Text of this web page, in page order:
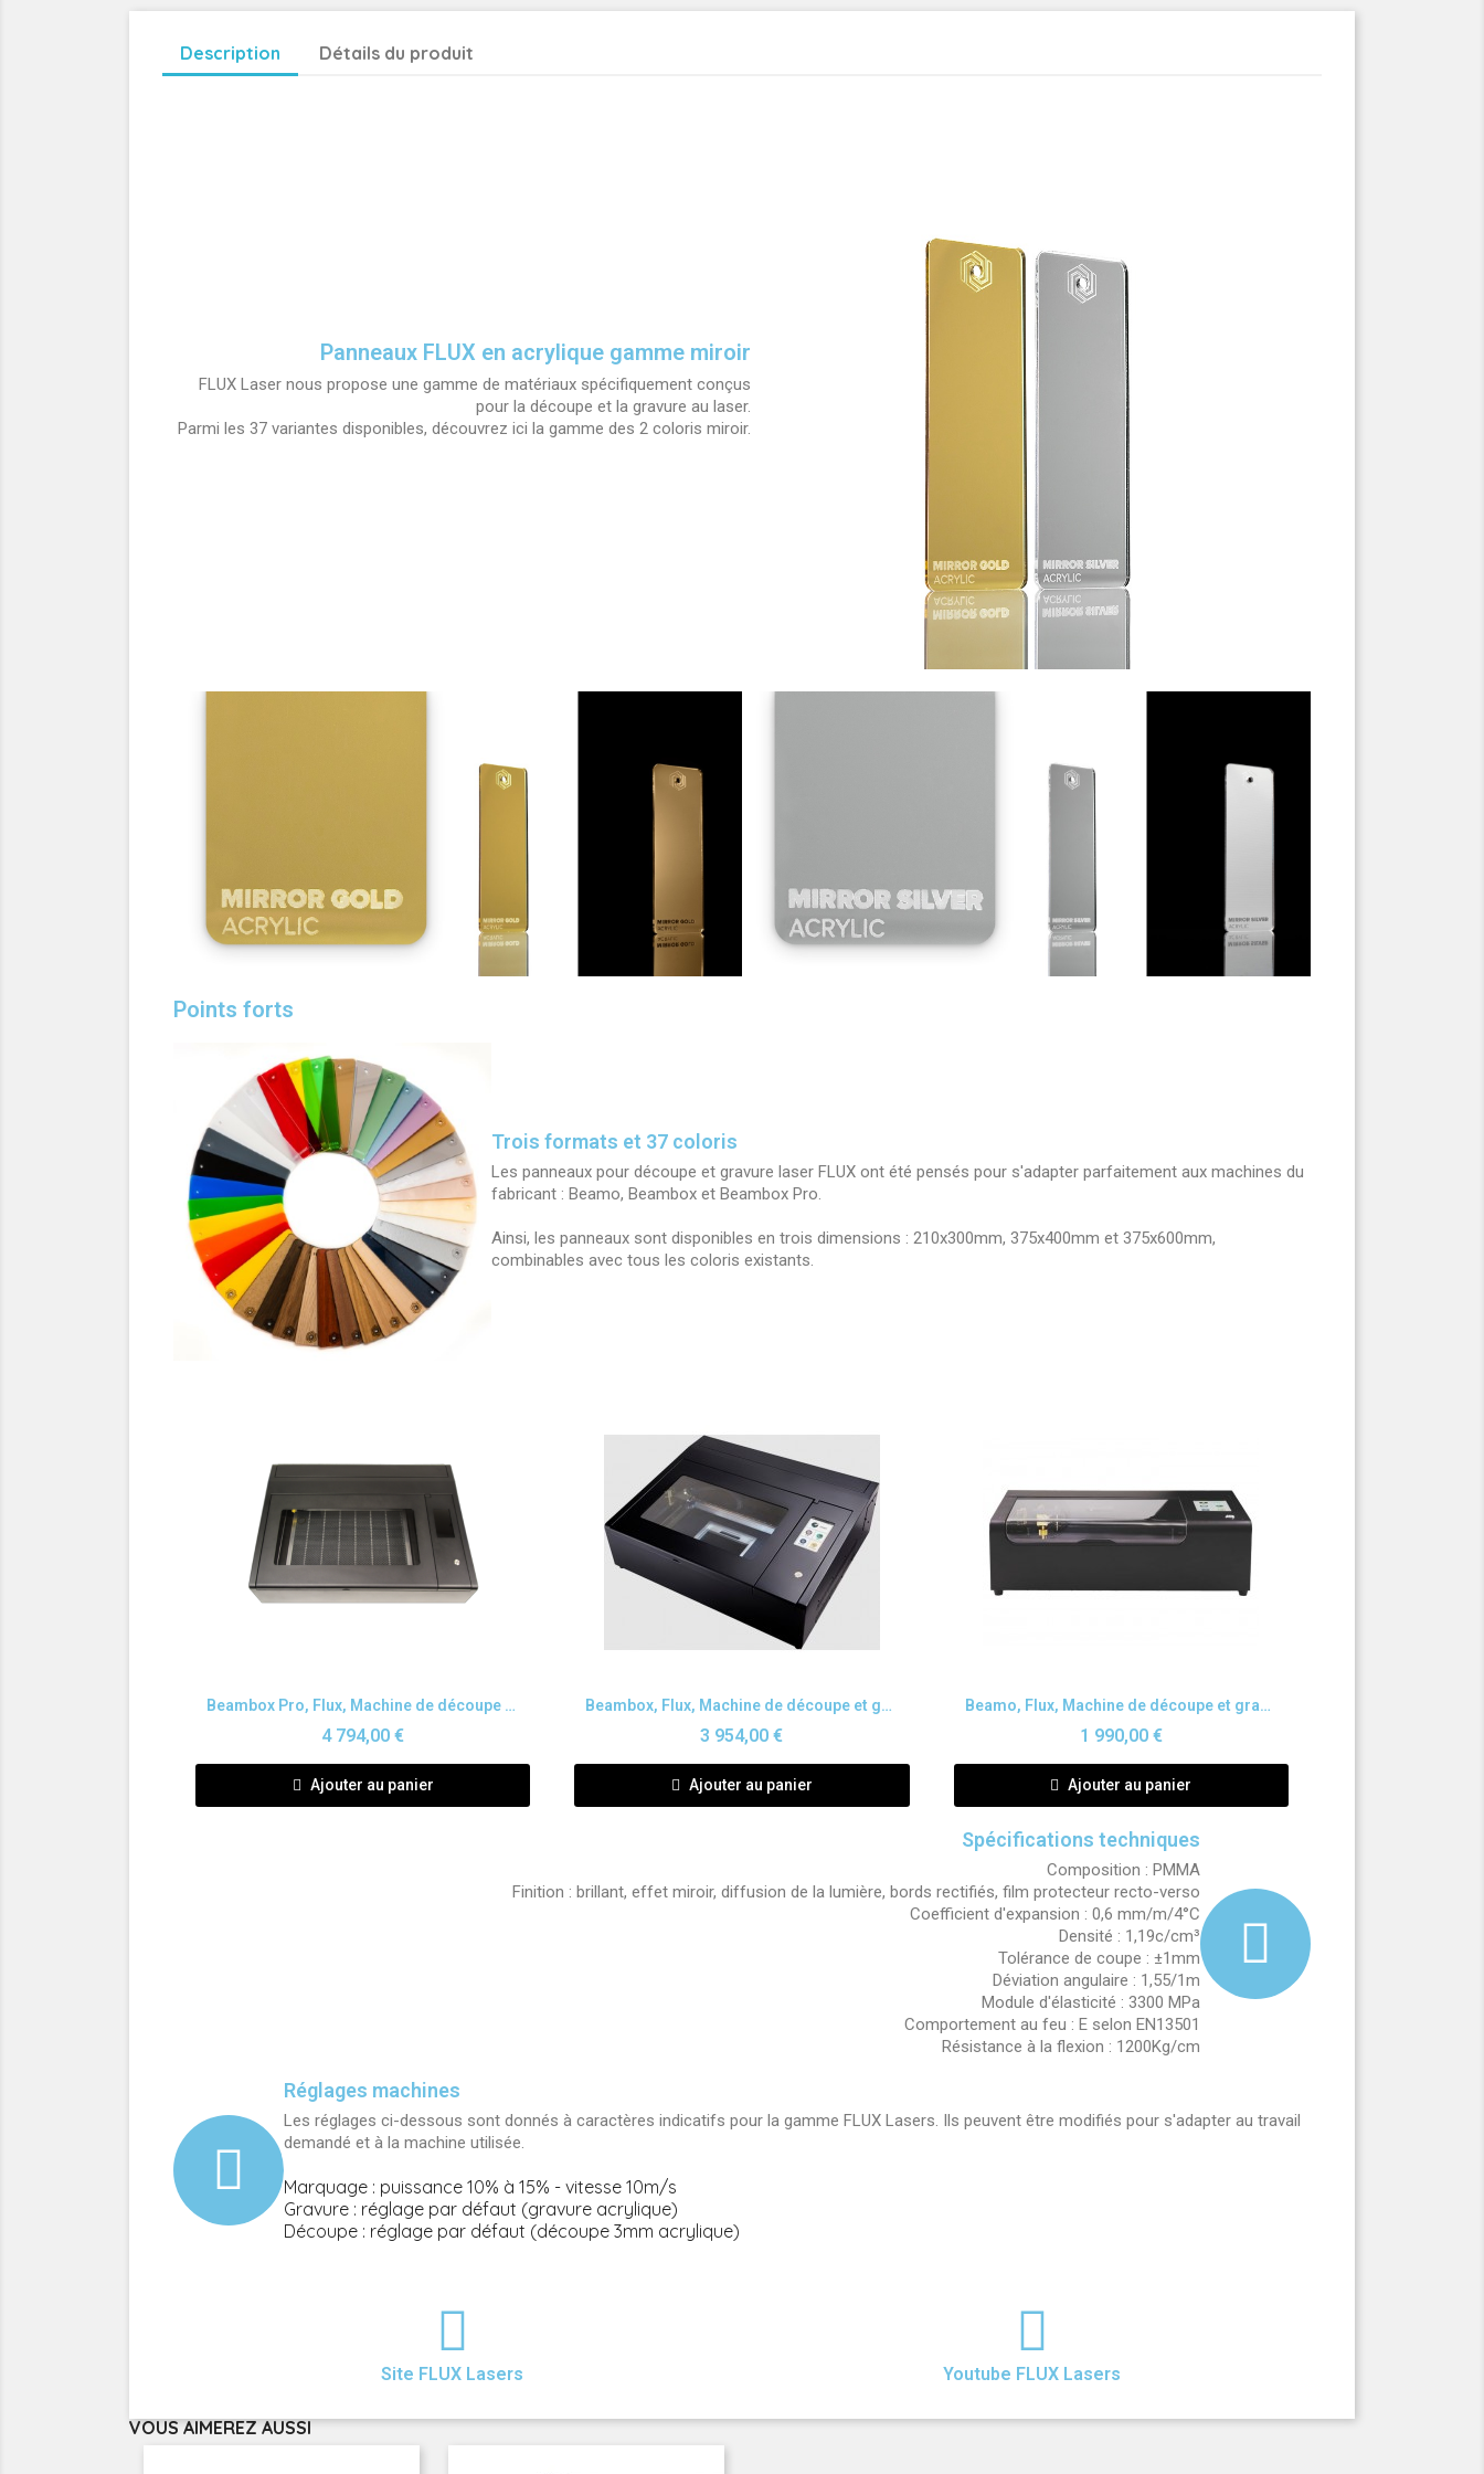
Description Détails du produit
Panneaux FLUX en acrylique gamme miroir
FLUX Laser nous propose une gamme de matériaux spécifiquement conçus
pour la découpe et la gravure au laser.
Parmi les 37 variantes disponibles, découvrez ici la gamme des 2 coloris miroir.
Points forts
Trois formats et 37 coloris
Les panneaux pour découpe et gravure laser FLUX ont été pensés pour s'adapter parfaitement aux machines du
fabricant : Beamo, Beambox et Beambox Pro.
Ainsi, les panneaux sont disponibles en trois dimensions : 210x300mm, 375x400mm et 375x600mm,
combinables avec tous les coloris existants.
Aperçu rapide Beambox Pro, Flux, Machine de découpe et gravure au laser
4 794,00 €
Ajouter au panier
Aperçu rapide Beambox, Flux, Machine de découpe et gravure au laser
3 954,00 €
Ajouter au panier
Aperçu rapide Beamo, Flux, Machine de découpe et gravure au laser
1 990,00 €
Ajouter au panier
Spécifications techniques
Composition : PMMA
Finition : brillant, effet miroir, diffusion de la lumière, bords rectifiés, film protecteur recto-verso
Coefficient d'expansion : 0,6 mm/m/4°C
Densité : 1,19c/cm³
Tolérance de coupe : ±1mm
Déviation angulaire : 1,55/1m
Module d'élasticité : 3300 MPa
Comportement au feu : E selon EN13501
Résistance à la flexion : 1200Kg/cm
Réglages machines
Les réglages ci-dessous sont donnés à caractères indicatifs pour la gamme FLUX Lasers. Ils peuvent être modifiés pour s'adapter au travail
demandé et à la machine utilisée.
Marquage : puissance 10% à 15% - vitesse 10m/s
Gravure : réglage par défaut (gravure acrylique)
Découpe : réglage par défaut (découpe 3mm acrylique)
Site FLUX Lasers Youtube FLUX Lasers
VOUS AIMEREZ AUSSI